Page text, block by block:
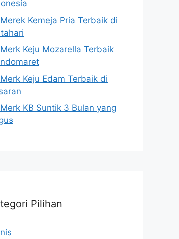
Kemeja Pria Terbaik di
Keju Mozarella Terbaik
Keju Edam Terbaik di
KB Suntik 3 Bulan yang
Pilihan